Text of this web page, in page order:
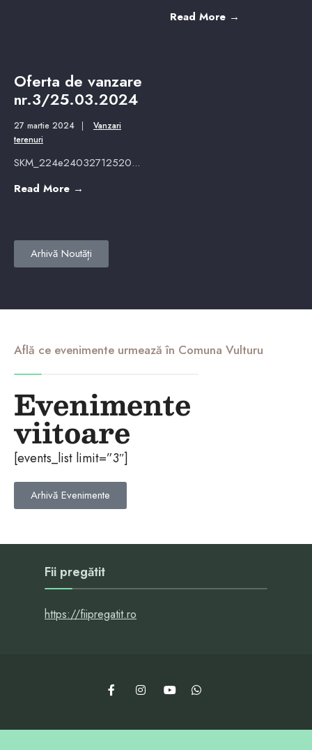
Read More →
Oferta de vanzare
nr.3/25.03.2024
27 martie 2024 |
Vanzari
terenuri
SKM_224e24032712520...
Read More →
Arhivă Noutăți
Află ce evenimente urmează în Comuna Vulturu
Evenimente
viitoare
[events_list limit=”3″]
Arhivă Evenimente
Fii pregătit
https://fiipregatit.ro